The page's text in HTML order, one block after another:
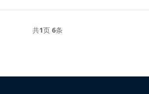
共1页 6条